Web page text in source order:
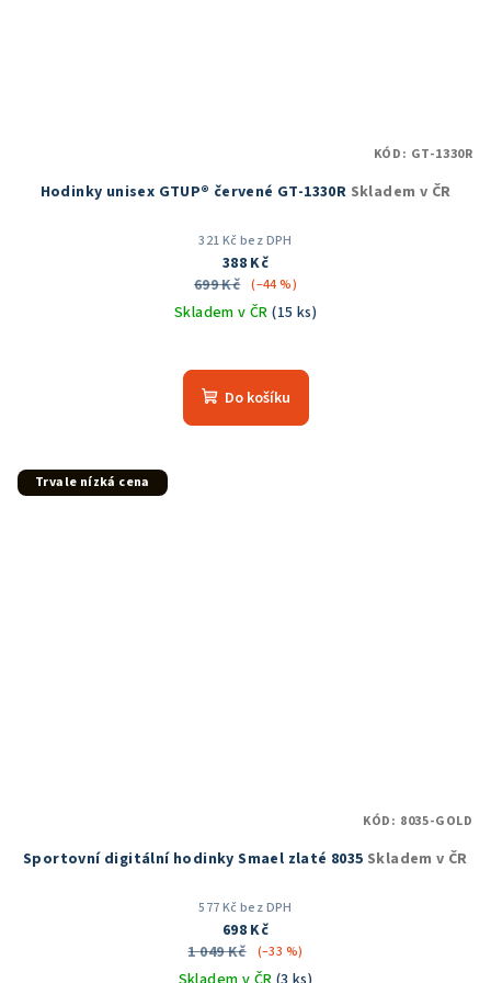
Hodinky unisex GTUP® červené GT-1330R Skladem v ČR
321 Kč bez DPH
388 Kč
699 Kč (–44 %)
Skladem v ČR(15 ks)
Do košíku
KÓD: GT-1330R
Trvale nízká cena
Sportovní digitální hodinky Smael zlaté 8035 Skladem v ČR
577 Kč bez DPH
698 Kč
1 049 Kč
(–33 %)
KÓD: 8035-GOLD